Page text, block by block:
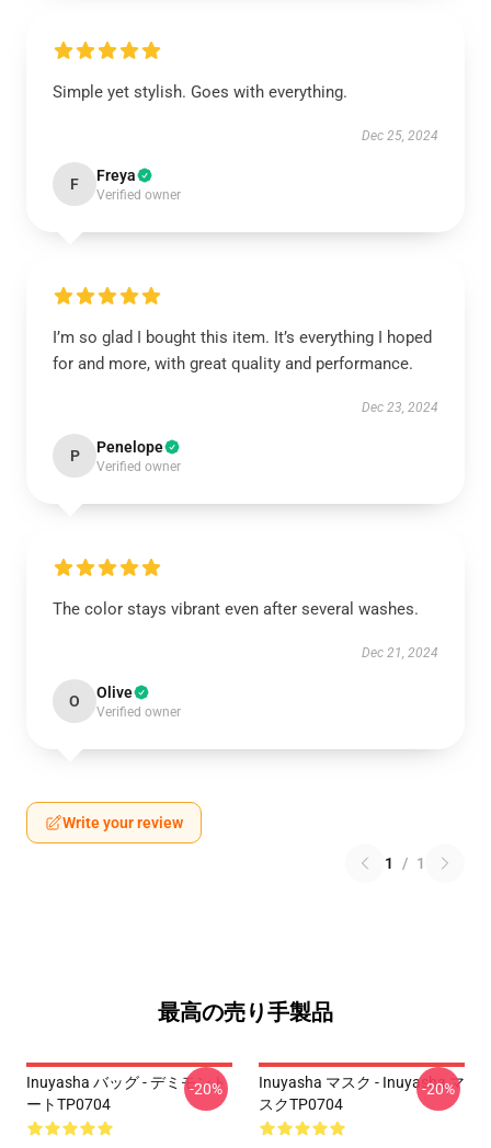
Simple yet stylish. Goes with everything.
Dec 25, 2024
F Freya
Verified owner
I’m so glad I bought this item. It’s everything I hoped
for and more, with great quality and performance.
Dec 23, 2024
P Penelope
Verified owner
The color stays vibrant even after several washes.
Dec 21, 2024
O Olive
Verified owner
Write your review
1 / 1
最高の売り手製品
Inuyasha バッグ - デミモント
ートTP0704
-20%
Inuyasha マスク - Inuyasha マ
スクTP0704
-20%